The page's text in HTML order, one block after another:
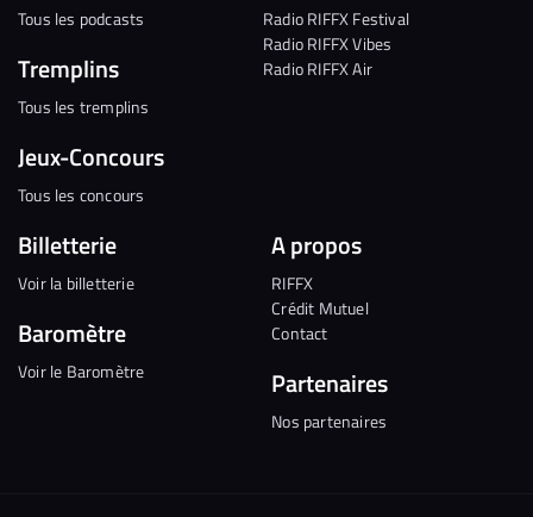
Tous les podcasts
Tremplins
Tous les tremplins
Jeux-Concours
Tous les concours
Radio RIFFX Festival
Radio RIFFX Vibes
Radio RIFFX Air
Billetterie
Voir la billetterie
Baromètre
Voir le Baromètre
A propos
RIFFX
Crédit Mutuel
Contact
Partenaires
Nos partenaires